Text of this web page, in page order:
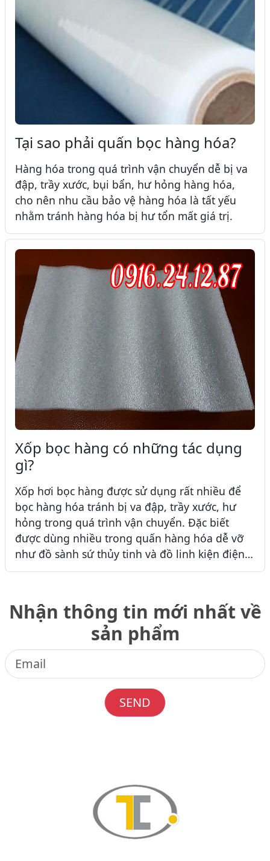
Tại sao phải quấn bọc hàng hóa?
Hàng hóa trong quá trình vận chuyển dễ bị va
đập, trầy xước, bụi bẩn, hư hỏng hàng hóa,
cho nên nhu cầu bảo vệ hàng hóa là tất yếu
nhằm tránh hàng hóa bị hư tổn mất giá trị.
Xốp bọc hàng có những tác dụng
gì?
Xốp hơi bọc hàng được sử dụng rất nhiều để
bọc hàng hóa tránh bị va đập, trầy xước, hư
hỏng trong quá trình vận chuyển. Đặc biết
được dùng nhiều trong quấn hàng hóa dễ vỡ
như đồ sành sứ thủy tinh và đồ linh kiện điện
tử.
Nhận thông tin mới nhất về
sản phẩm
SEND